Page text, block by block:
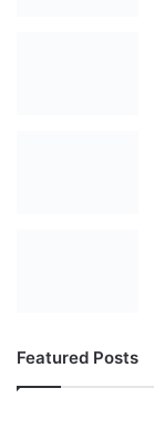
Featured Posts